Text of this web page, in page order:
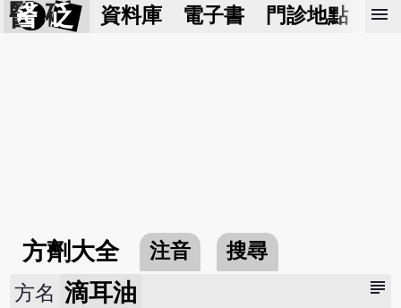
醫 砭 資料庫 電子書 門診地點 預
menu
方劑大全 注音 搜尋
subject
方名 滴耳油